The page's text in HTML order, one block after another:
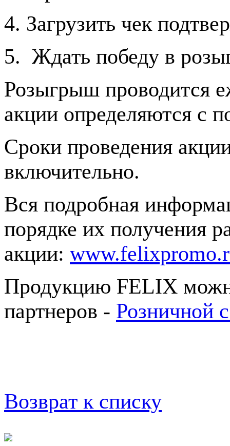
4. Загрузить чек
5. Ждать победу в
Розыгрыш проводится
акции определяются с
Сроки проведения
включительно.
Вся подробная
порядке их получения
акции:
Продукцию FELIX
партнеров - Розничной
Возврат к списку